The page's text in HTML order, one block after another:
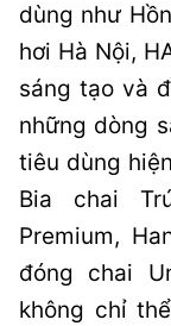
dùng như
hơi Hà Nội,
sáng tạo và
những dòng
tiêu dùng
Bia chai
Premium,
đóng chai
không chỉ